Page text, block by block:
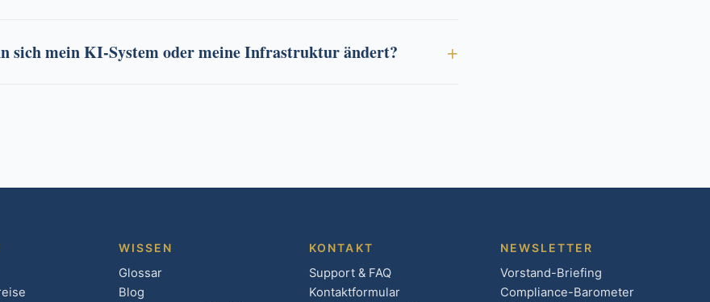
sich mein KI-System oder meine Infrastruktur ändert?
WISSEN
Glossar
Blog
KONTAKT
Support & FAQ
Kontaktformular
NEWSLETTER
Vorstand-Briefing
Compliance-Barometer